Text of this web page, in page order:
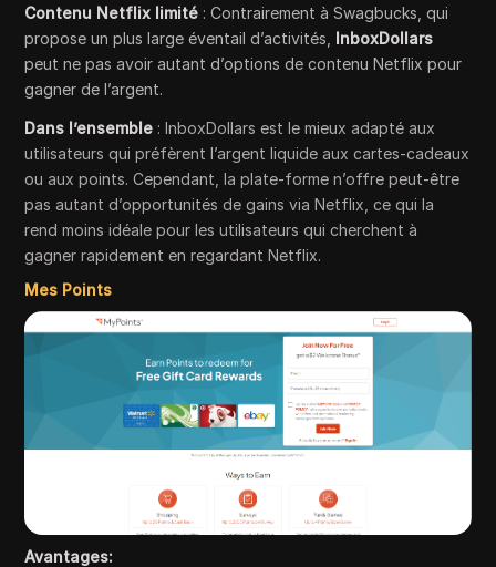
Contenu Netflix limité : Contrairement à Swagbucks, qui
propose un plus large éventail d’activités, InboxDollars
peut ne pas avoir autant d’options de contenu Netflix pour
gagner de l’argent.
Dans l’ensemble : InboxDollars est le mieux adapté aux
utilisateurs qui préfèrent l’argent liquide aux cartes-cadeaux
ou aux points. Cependant, la plate-forme n’offre peut-être
pas autant d’opportunités de gains via Netflix, ce qui la
rend moins idéale pour les utilisateurs qui cherchent à
gagner rapidement en regardant Netflix.
Mes Points
Avantages: